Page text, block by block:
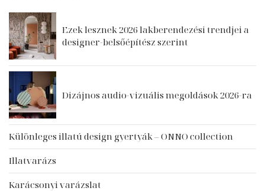
Ezek lesznek 2026 lakberendezési trendjei a
designer-belsőépítész szerint
Dizájnos audio-vizuális megoldások 2026-ra
Különleges illatú design gyertyák – ONNO collection
Illatvarázs
Karácsonyi varázslat